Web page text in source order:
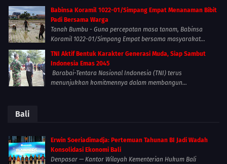
Babinsa Koramil 1022-01/Simpang Empat Menanaman Bibit
Padi Bersama Warga
Tanah Bumbu - Guna percepatan masa tanam, Babinsa
Koramil 1022-01/Simpang Empat bersama masyarakat...
TNI Aktif Bentuk Karakter Generasi Muda, Siap Sambut
Indonesia Emas 2045
Barabai-Tentara Nasional Indonesia (TNI) terus
menunjukkan komitmennya dalam membangun...
Bali
Erwin Soeriadimadja: Pertemuan Tahunan BI Jadi Wadah
Konsolidasi Ekonomi Bali
Denpasar — Kantor Wilayah Kementerian Hukum Bali